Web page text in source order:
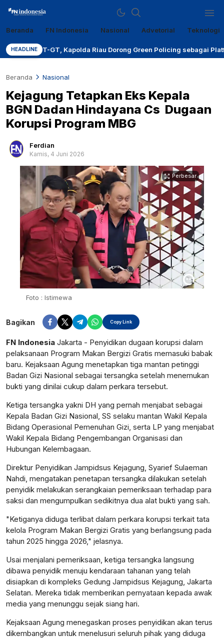
fn-indonesia.com
Sumber Referensi Terpercaya
Beranda FN Indonesia Nasional Advetorial Teknologi
HEADLINE
GT, Kapolda Riau Dorong Green Policing sebagai Platform
Beranda Nasional
Kejagung Tetapkan Eks Kepala
BGN Dadan Hindayana Cs Dugaan
Korupsi Program MBG
Ferdian
Kamis, 4 Juni 2026
Perbesar
Foto : Istimewa
Bagikan Copy Link
FN Indonesia Jakarta - Penyidikan dugaan korupsi dalam
pelaksanaan Program Makan Bergizi Gratis memasuki babak
baru. Kejaksaan Agung menetapkan tiga mantan petinggi
Badan Gizi Nasional sebagai tersangka setelah menemukan
bukti yang dinilai cukup dalam perkara tersebut.
Ketiga tersangka yakni DH yang pernah menjabat sebagai
Kepala Badan Gizi Nasional, SS selaku mantan Wakil Kepala
Bidang Operasional Pemenuhan Gizi, serta LP yang menjabat
Wakil Kepala Bidang Pengembangan Organisasi dan
Hubungan Kelembagaan.
Direktur Penyidikan Jampidsus Kejagung, Syarief Sulaeman
Nahdi, mengatakan penetapan tersangka dilakukan setelah
penyidik melakukan serangkaian pemeriksaan terhadap para
saksi dan mengumpulkan sedikitnya dua alat bukti yang sah.
"Ketiganya diduga terlibat dalam perkara korupsi terkait tata
kelola Program Makan Bergizi Gratis yang berlangsung pada
tahun 2025 hingga 2026," jelasnya.
Usai menjalani pemeriksaan, ketiga tersangka langsung
dibawa penyidik menuju kendaraan tahanan yang telah
disiapkan di kompleks Gedung Jampidsus Kejagung, Jakarta
Selatan. Mereka tidak memberikan pernyataan kepada awak
media yang menunggu sejak siang hari.
Kejaksaan Agung menegaskan proses penyidikan akan terus
dikembangkan untuk menelusuri seluruh pihak yang diduga